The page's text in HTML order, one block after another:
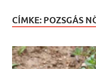
CÍMKE: POZSGÁS